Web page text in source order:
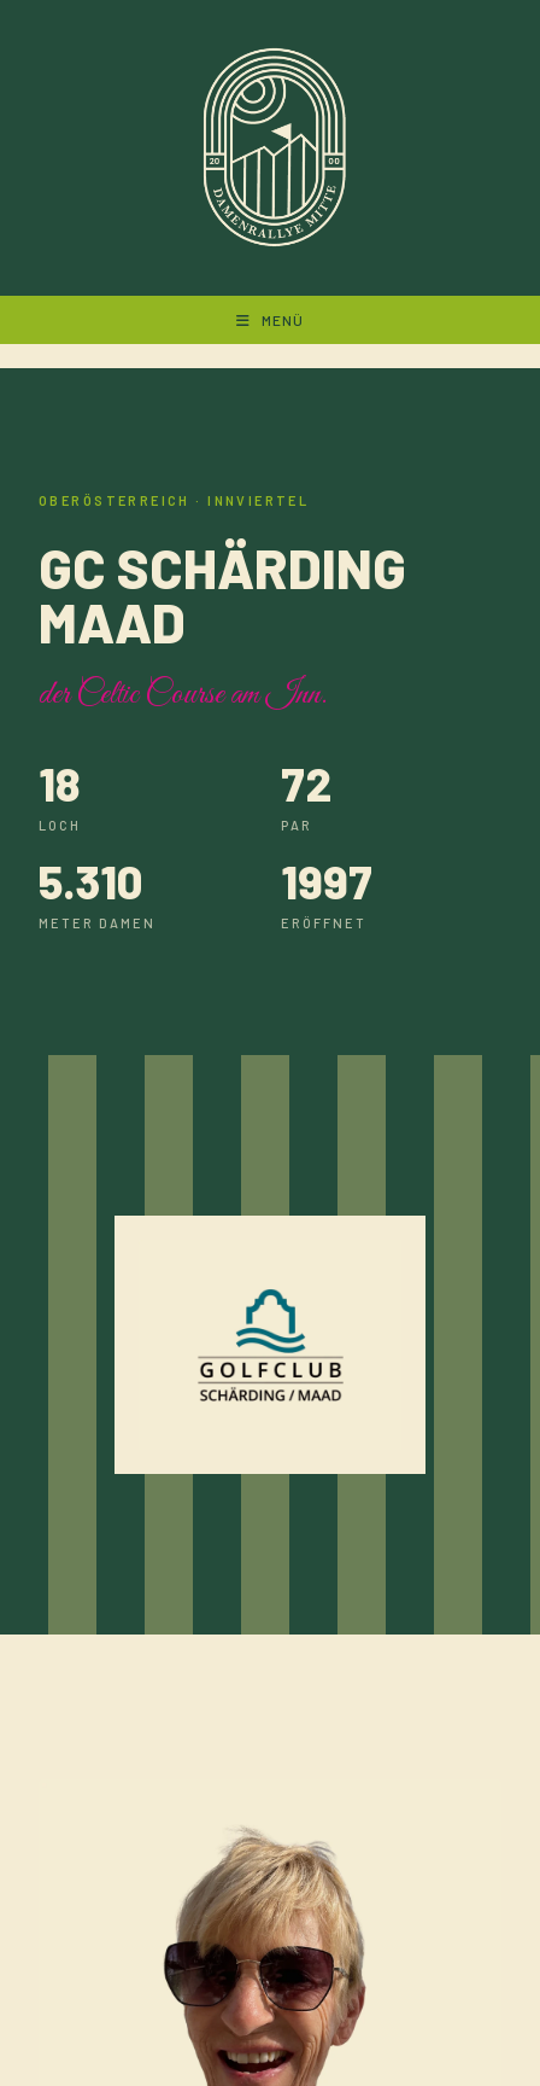
MENÜ
OBERÖSTERREICH · INNVIERTEL
GC SCHÄRDING
MAAD
der Celtic Course am Inn.
18
LOCH
72
PAR
5.310
METER DAMEN
1997
ERÖFFNET